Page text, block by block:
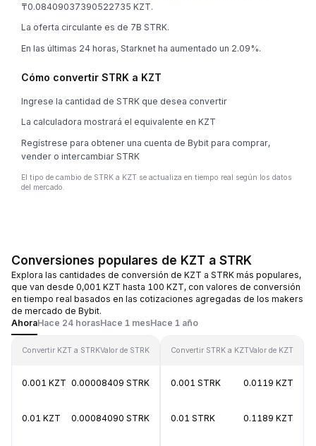
₸0.08409037390522735 KZT.
La oferta circulante es de 7B STRK.
En las últimas 24 horas, Starknet ha aumentado un 2.09%.
Cómo convertir STRK a KZT
Ingrese la cantidad de STRK que desea convertir
La calculadora mostrará el equivalente en KZT
Regístrese para obtener una cuenta de Bybit para comprar,
vender o intercambiar STRK
El tipo de cambio de STRK a KZT se actualiza en tiempo real según los datos
del mercado.
Conversiones populares de KZT a STRK
Explora las cantidades de conversión de KZT a STRK más populares,
que van desde 0,001 KZT hasta 100 KZT, con valores de conversión
en tiempo real basados en las cotizaciones agregadas de los makers
de mercado de Bybit.
AhoraHace 24 horasHace 1 mesHace 1 año
Convertir KZT a STRKValor de STRK
0.001 KZT 0.00008409 STRK
0.01 KZT 0.00084090 STRK
Convertir STRK a KZTValor de KZT
0.001 STRK 0.0119 KZT
0.01 STRK 0.1189 KZT